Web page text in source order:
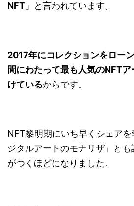
NFT 」と言われています。
2017年にコレクションをロー
間にわたって最も人気のNFTア
けているからです。
NFT黎明期にいち早くシェア
ジタルアートのモナリザ」と
がつくほどになりました。